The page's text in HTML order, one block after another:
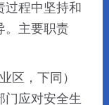
过程中坚持和
。主要职责
区，下同）
门应对安全生